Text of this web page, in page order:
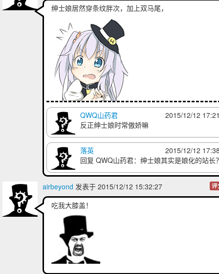
绅士娘居然穿条纹胖次，加上双马尾，
难道“又”是
傲娇的标准配置？？？
2015/12/12
QWQ山药君
反正绅士娘时常傲娇嘛
2015/12/12
落英
回复QWQ山药君：绅士娘其实是娘化的站长
airbeyond 发表于 2015/12/12 15:32:27 评
吃我大膝盖！